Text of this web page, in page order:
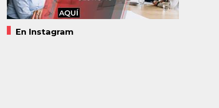
En Instagram